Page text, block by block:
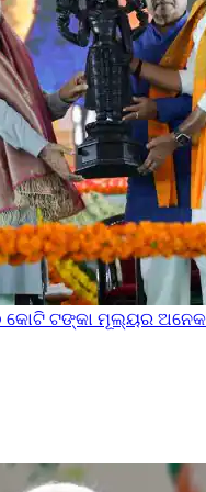
କୋଟି ଟଙ୍କା ମୂଲ୍ୟର